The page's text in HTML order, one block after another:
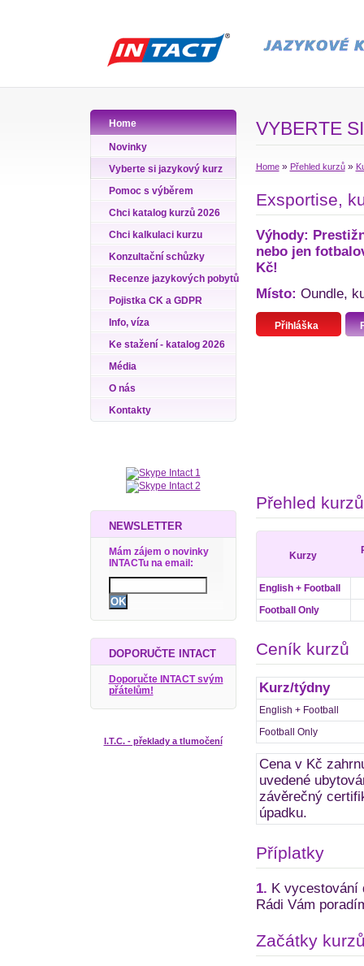
Home
Novinky
Vyberte si jazykový kurz
Pomoc s výběrem
Chci katalog kurzů 2026
Chci kalkulaci kurzu
Konzultační schůzky
Recenze jazykových pobytů
Pojistka CK a GDPR
Info, víza
Ke stažení - katalog 2026
Média
O nás
Kontakty
NEWSLETTER
Mám zájem o novinky
INTACTu na email:
DOPORUČTE INTACT
Doporučte INTACT svým
přátelům!
I.T.C. - překlady a tlumočení
VYBERTE
Home» Přehled kurzů»
Exsportise,
Výhody:
nebo jen
Kč!
Místo: Oundle,
Přihláška
Přehled kurzů
Kurzy
English + Football
Football Only
Ceník kurzů
Kurz/týdny
English + Football
Football Only
Cena v Kč
uvedené
závěrečný
úpadku.
Příplatky
1. K vycestování
Rádi Vám
Začátky